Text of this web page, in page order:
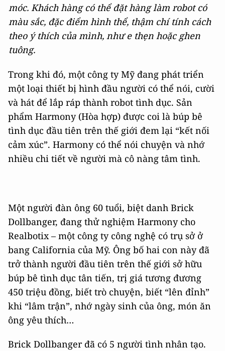
móc. Khách hàng có thể đặt hàng làm robot có
màu sắc, đặc điểm hình thể, thậm chí tính cách
theo ý thích của mình, như e thẹn hoặc ghen
tuông.
Trong khi đó, một công ty Mỹ đang phát triển
một loại thiết bị hình đầu người có thể nói, cười
và hát để lắp ráp thành robot tình dục. Sản
phẩm Harmony (Hòa hợp) được coi là búp bê
tình dục đầu tiên trên thế giới đem lại “kết nối
cảm xúc”. Harmony có thể nói chuyện và nhớ
nhiều chi tiết về người mà cô nàng tâm tình.
Một người đàn ông 60 tuổi, biệt danh Brick
Dollbanger, đang thử nghiệm Harmony cho
Realbotix – một công ty công nghệ có trụ sở ở
bang California của Mỹ. Ông bố hai con này đã
trở thành người đầu tiên trên thế giới sở hữu
búp bê tình dục tân tiến, trị giá tương đương
450 triệu đồng, biết trò chuyện, biết “lên đỉnh”
khi “lâm trận”, nhớ ngày sinh của ông, món ăn
ông yêu thích…
Brick Dollbanger đã có 5 người tình nhân tạo.